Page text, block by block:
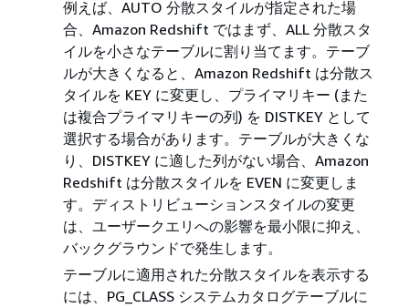
例えば、AUTO 分散スタイルが指定された場
合、Amazon Redshift ではまず、ALL 分散スタ
イルを小さなテーブルに割り当てます。テーブ
ルが大きくなると、Amazon Redshift は分散ス
タイルを KEY に変更し、プライマリキー (また
は複合プライマリキーの列) を DISTKEY として
選択する場合があります。テーブルが大きくな
り、DISTKEY に適した列がない場合、Amazon
Redshift は分散スタイルを EVEN に変更しま
す。ディストリビューションスタイルの変更
は、ユーザークエリへの影響を最小限に抑え、
バックグラウンドで発生します。
テーブルに適用された分散スタイルを表示する
には、PG_CLASS システムカタログテーブルに